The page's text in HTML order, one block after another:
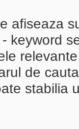
afiseaza
keyword
de
stabilia